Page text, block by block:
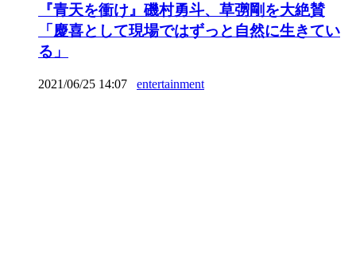
『青天を衝け』磯村勇斗、草彅剛を大絶賛
「慶喜として現場ではずっと自然に生きてい
る」
2021/06/25 14:07 entertainment